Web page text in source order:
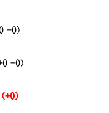
-0)
-0)
(+0)